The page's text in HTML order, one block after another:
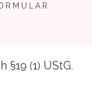
(1) UStG.